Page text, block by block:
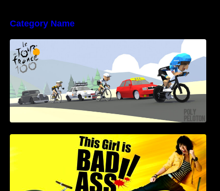
Category Name
This Girl Is Badass – Escena lucha en bici